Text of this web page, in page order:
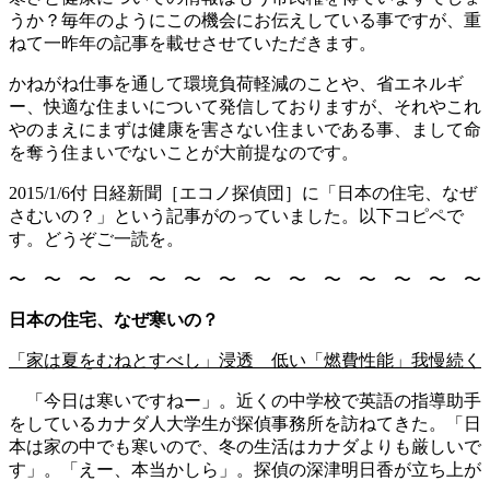
うか？毎年のようにこの機会にお伝えしている事ですが、重
ねて一昨年の記事を載せさせていただきます。
かねがね仕事を通して環境負荷軽減のことや、省エネルギ
ー、快適な住まいについて発信しておりますが、それやこれ
やのまえにまずは健康を害さない住まいである事、まして命
を奪う住まいでないことが大前提なのです。
2015/1/6付 日経新聞［エコノ探偵団］に「日本の住宅、なぜ
さむいの？」という記事がのっていました。以下コピペで
す。どうぞご一読を。
〜 〜 〜 〜 〜 〜 〜 〜 〜 〜 〜 〜 〜
日本の住宅、なぜ寒いの？
「家は夏をむねとすべし」浸透 低い「燃費性能」我慢続く
「今日は寒いですねー」。近くの中学校で英語の指導助手
をしているカナダ人大学生が探偵事務所を訪ねてきた。「日
本は家の中でも寒いので、冬の生活はカナダよりも厳しいで
す」。「えー、本当かしら」。探偵の深津明日香が立ち上が